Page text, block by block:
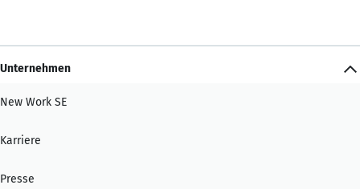
Unternehmen
New Work SE
Karriere
Presse